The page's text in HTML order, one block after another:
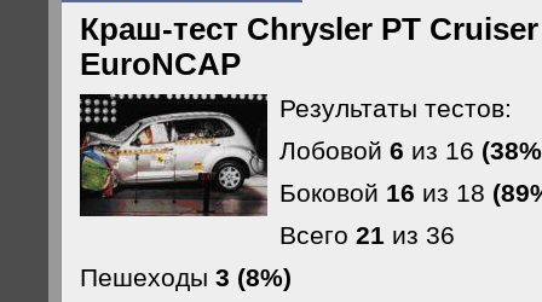
Краш-тест Chrysler PT Cruiser
EuroNCAP
Результаты тестов:
Лобовой 6 из 16
Боковой 16 из 18
Всего 21 из 36
Пешеходы 3 (8%)